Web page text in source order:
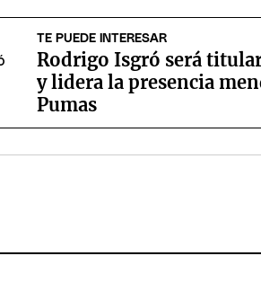
TE PUEDE INTERESAR
Rodrigo Isgró será
y lidera la presencia
Pumas